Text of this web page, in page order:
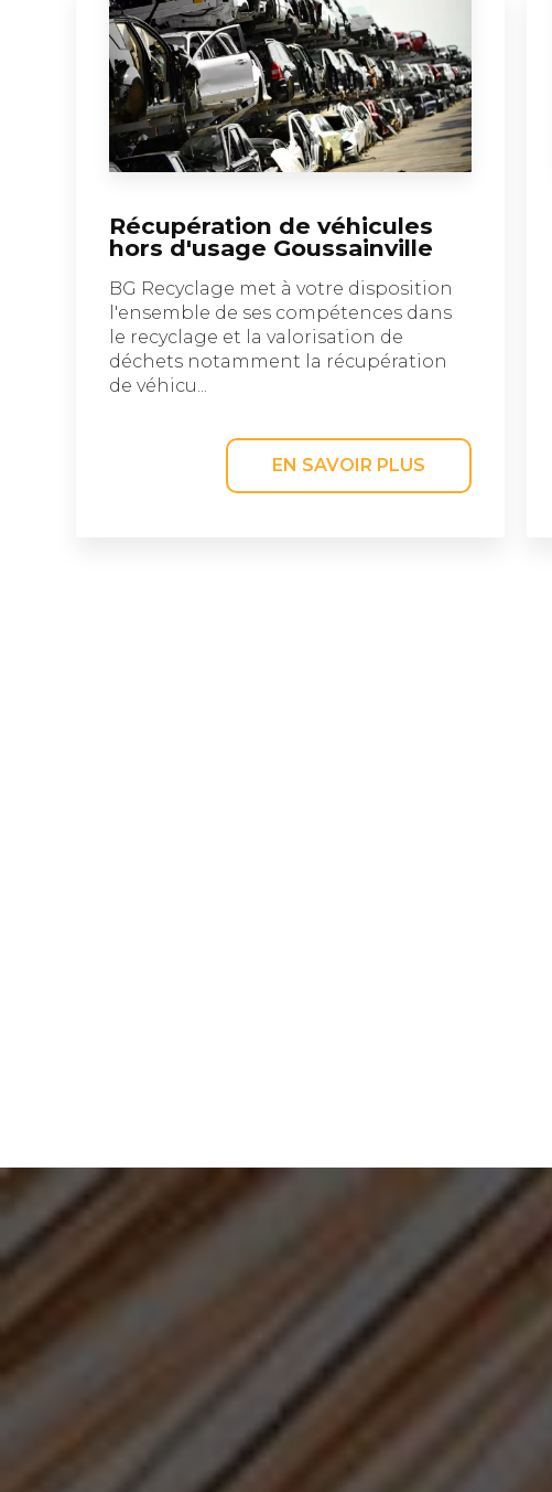
Récupération de véhicules
hors d'usage Goussainville
BG Recyclage met à votre disposition
l'ensemble de ses compétences dans
le recyclage et la valorisation de
déchets notamment la récupération
de véhicu...
EN SAVOIR PLUS